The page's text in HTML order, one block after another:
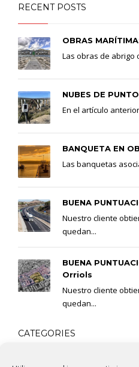
RECENT POSTS
OBRAS
Las obras de abrigo
NUBES DE
En el artículo
BANQUETA EN
Las banquetas
BUENA
Nuestro cliente
quedan...
BUENA
Orriols
Nuestro cliente
quedan...
CATEGORIES